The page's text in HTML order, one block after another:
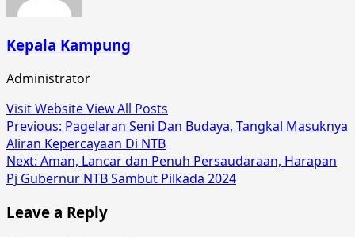
Kepala Kampung
Administrator
Visit WebsiteView All Posts
Post
navigation
Previous: Pagelaran Seni Dan Budaya, Tangkal Masuknya
Aliran Kepercayaan Di NTB
Next: Aman, Lancar dan Penuh Persaudaraan, Harapan
Pj Gubernur NTB Sambut Pilkada 2024
Leave a Reply